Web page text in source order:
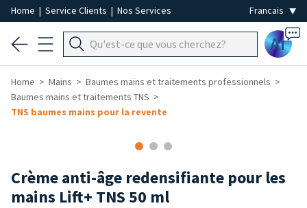
Home | Service Clients | Nos Services
Ai
Home Mains
Baumes mains et traitements professionnels
Baumes mains et traitements TNS
TNS baumes mains pour la revente
Crème anti-âge redensifiante pour les
mains Lift+ TNS 50 ml